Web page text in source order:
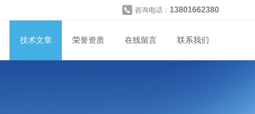
咨询电话： 13801662380
技术文章 荣誉资质 在线留言 联系我们